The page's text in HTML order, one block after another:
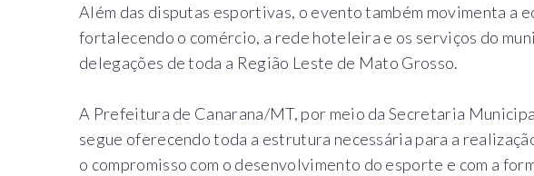
Além das disputas esportivas, o evento também movimenta a
fortalecendo o comércio, a rede hoteleira e os serviços do
delegações de toda a Região Leste de Mato Grosso.
A Prefeitura de Canarana/MT, por meio da Secretaria
segue oferecendo toda a estrutura necessária para a
o compromisso com o desenvolvimento do esporte e com a